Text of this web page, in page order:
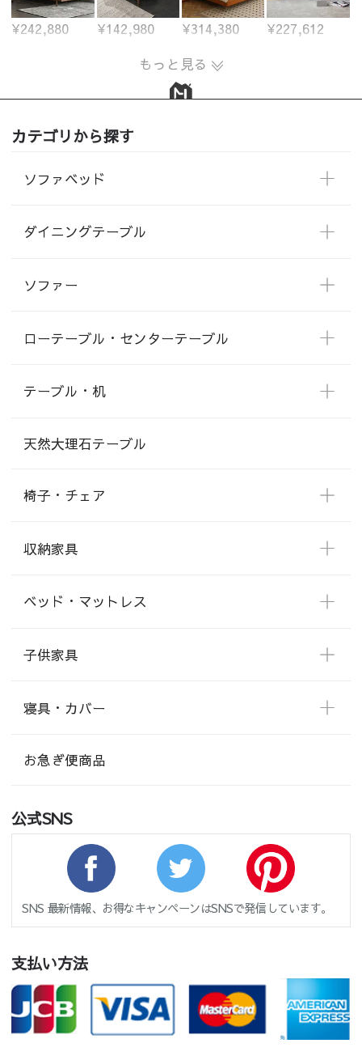
¥242,880 ¥142,980 ¥314,380
¥227,612
もっと見る
カテゴリから探す
ソファベッド
ダイニングテーブル
ソファー
ローテーブル・センターテーブル
テーブル・机
天然大理石テーブル
椅子・チェア
収納家具
ベッド・マットレス
子供家具
寝具・カバー
お急ぎ便商品
公式SNS
SNS 最新情報、お得なキャンペーンはSNSで発信しています。
支払い方法